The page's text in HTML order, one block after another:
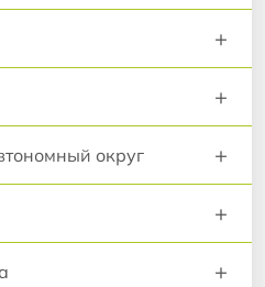
+
+
округ +
+
+